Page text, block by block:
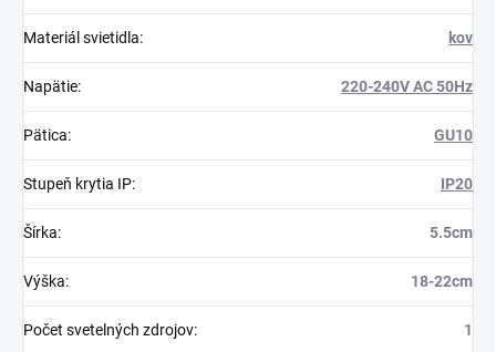
Materiál svietidla: kov
Napätie: 220-240V AC 50Hz
Pätica: GU10
Stupeň krytia IP: IP20
Šírka: 5.5cm
Výška: 18-22cm
Počet svetelných zdrojov: 1